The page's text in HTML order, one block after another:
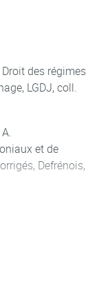
et du
Droit des régimes
LGDJ, coll.
et de
Defrénois,